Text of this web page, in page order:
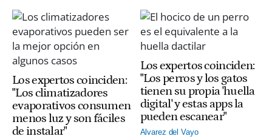
Los expertos coinciden:
"Los climatizadores
evaporativos consumen
menos luz y son fáciles
de instalar"
Los expertos coinciden:
"Los perros y los gatos
tienen su propia 'huella
digital' y estas apps la
pueden escanear"
Alvarez del Vayo